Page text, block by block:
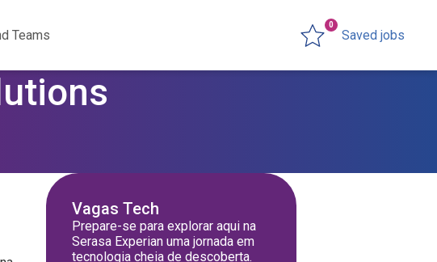
Teams Saved jobs
0
Vagas Tech
Prepare-se para explorar aqui na
Serasa Experian uma jornada em
tecnologia cheia de descoberta.